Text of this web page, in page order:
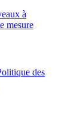
à
mesure
des